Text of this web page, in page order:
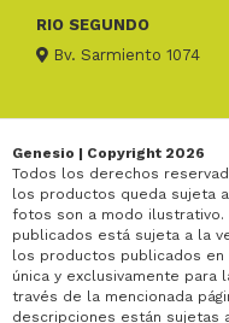
RIO SEGUNDO
Bv. Sarmiento 1074
Genesio | Copyright 2026
Todos los derechos
los productos queda sujeta
fotos son a modo
publicados está sujeta a la
los productos publicados en
única y exclusivamente
través de la mencionada
descripciones están sujetas